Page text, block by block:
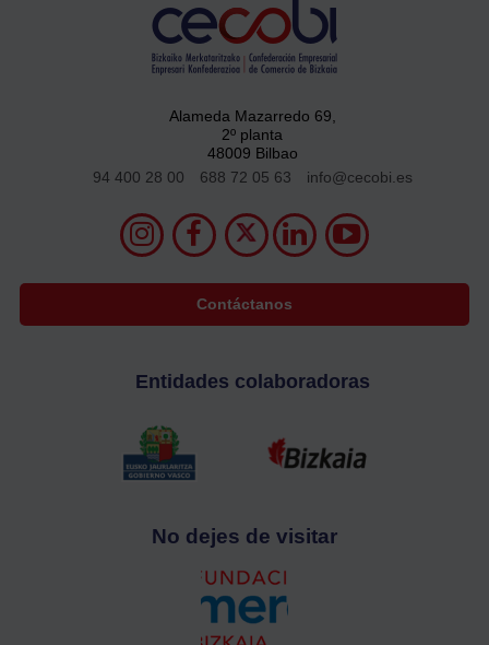
Alameda Mazarredo 69,
2º planta
48009 Bilbao
94 400 28 00
688 72 05 63 info@cecobi.es
Contáctanos
Entidades colaboradoras
No dejes de visitar